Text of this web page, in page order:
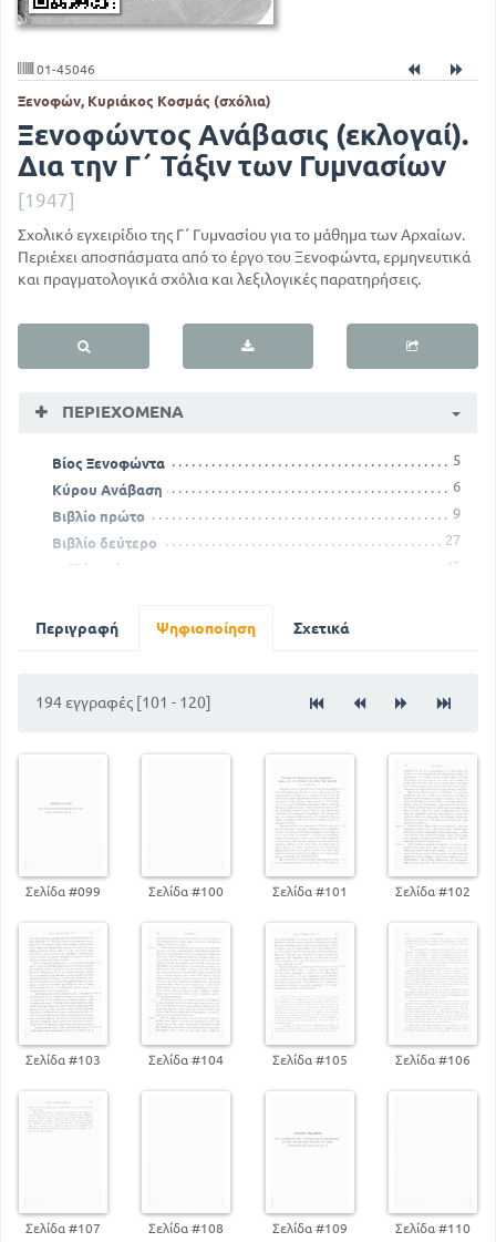
01-45046
Ξενοφών, Κυριάκος Κοσμάς (σχόλια)
Ξενοφώντος Ανάβασις (εκλογαί).
Δια την Γ΄ Τάξιν των Γυμνασίων
[1947]
Σχολικό εγχειρίδιο της Γ΄ Γυμνασίου για το μάθημα των Αρχαίων.
Περιέχει αποσπάσματα από το έργο του Ξενοφώντα, ερμηνευτικά
και πραγματολογικά σχόλια και λεξιλογικές παρατηρήσεις.
ΠΕΡΙΕΧΌΜΕΝΑ
Βίος Ξενοφώντα
5
Κύρου Ανάβαση
6
Βιβλίο πρώτο
9
Βιβλίο δεύτερο
27
Βιβλίο τρίτο
45
Βιβλίο πέμπτο
Ερμηνευτικές σημειώσεις
125
Περιγραφή Ψηφιοποίηση Σχετικά
194 εγγραφές [101 - 120]
Σελίδα #099 Σελίδα #100 Σελίδα #101 Σελίδα #102
Σελίδα #103 Σελίδα #104 Σελίδα #105 Σελίδα #106
Σελίδα #107 Σελίδα #108 Σελίδα #109 Σελίδα #110